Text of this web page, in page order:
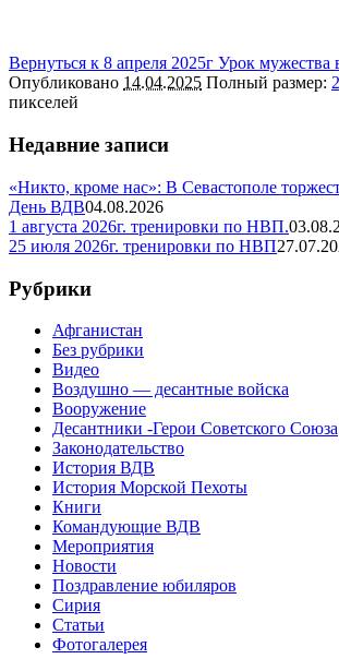
Вернуться к 8 апреля 2025г Урок
Опубликовано 14.04.2025 Полный размер:
пикселей
Недавние записи
«Никто, кроме нас»: В Севастополе
День ВДВ04.08.2026
1 августа 2026г. тренировки по НВП.
25 июля 2026г. тренировки по НВП
Рубрики
Афганистан
Без рубрики
Видео
Воздушно — десантные войска
Вооружение
Десантники -Герои Советского Союза
Законодательство
История ВДВ
История Морской Пехоты
Книги
Командующие ВДВ
Мероприятия
Новости
Поздравление юбиляров
Сирия
Статьи
Фотогалерея